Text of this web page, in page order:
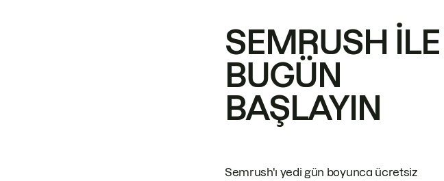
SEMRUSH ILE
BUGÜN
BAŞLAYIN
Semrush'ı yedi gün boyunca ücretsiz